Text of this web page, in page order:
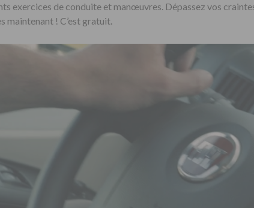
exercices de conduite et manœuvres. Dépassez vos
maintenant ! C’est gratuit.